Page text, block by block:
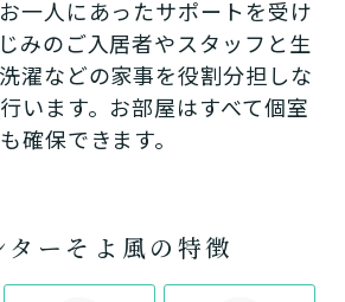
一人にあったサポートを受け
みのご入居者やスタッフと生
濯などの家事を役割分担しな
います。お部屋はすべて個室
確保できます。
ーそよ風の特徴